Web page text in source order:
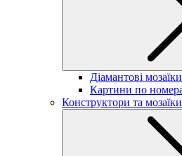
Діамантові мозаїки
Картини по
Конструктори та мозаїки